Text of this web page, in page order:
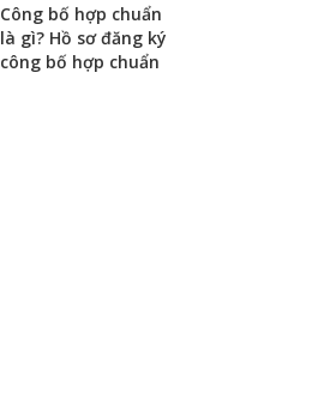
Công bố hợp chuẩn
là gì? Hồ sơ đăng ký
công bố hợp chuẩn